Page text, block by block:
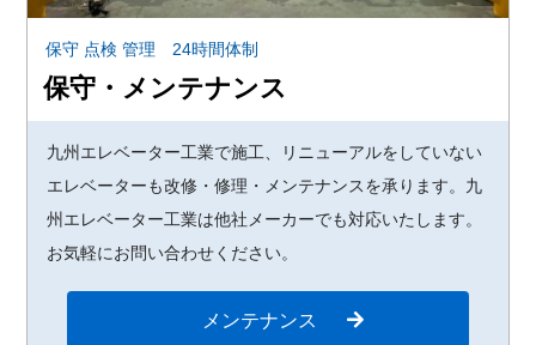
保守 点検 管理 24時間体制
保守・メンテナンス
九州エレベーター工業で施工、リニューアルをしていない
エレベーターも改修・修理・メンテナンスを承ります。九
州エレベーター工業は他社メーカーでも対応いたします。
お気軽にお問い合わせください。
メンテナンス